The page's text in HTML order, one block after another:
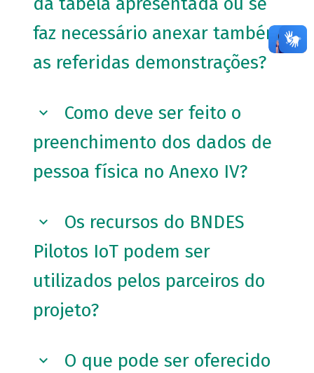
faz necessário anexar também
as referidas demonstrações?
Como deve ser feito o
preenchimento dos dados de
pessoa física no Anexo IV?
Os recursos do BNDES
Pilotos IoT podem ser
utilizados pelos parceiros do
projeto?
O que pode ser oferecido